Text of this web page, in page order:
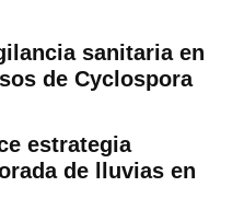
sanitaria en
de Cyclospora
estrategia
de lluvias en